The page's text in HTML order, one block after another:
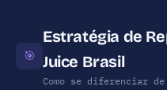
🎯
Estratégia de
Juice Brasil
Como se diferenciar de